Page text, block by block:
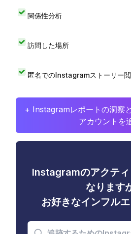
関係性分析
訪問した場所
匿名でのInstagramストーリー
+ Instagramレポートの洞察
アカウントを
Instagramのアクテ
なります
お好きなインフル